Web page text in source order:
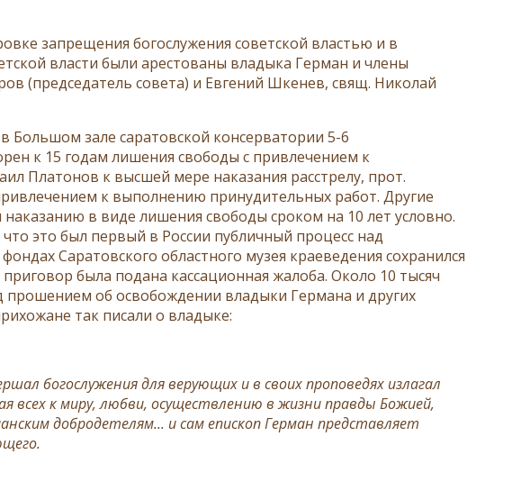
запрещения богослужения советской властью и в
власти были арестованы владыка Герман и члены
(председатель совета) и Евгений Шкенев, свящ. Николай
Большом зале саратовской консерватории 5-6
к 15 годам лишения свободы с привлечением к
Платонов к высшей мере наказания расстрелу, прот.
к выполнению принудительных работ. Другие
в виде лишения свободы сроком на 10 лет условно.
это был первый в России публичный процесс над
Саратовского областного музея краеведения сохранился
была подана кассационная жалоба. Около 10 тысяч
об освобождении владыки Германа и других
так писали о владыке:
богослужения для верующих и в своих проповедях излагал
всех к миру, любви, осуществлению в жизни правды Божией,
добродетелям... и сам епископ Герман представляет